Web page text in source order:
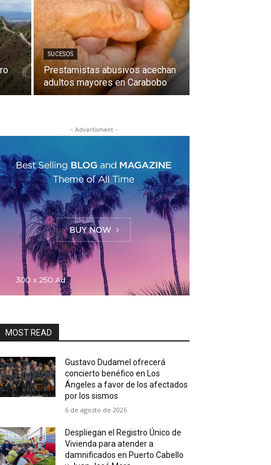
SUCESOS
Prestamistas abusivos acechan
adultos mayores en Carabobo
- Advertisment -
MOST READ
Gustavo Dudamel ofrecerá
concierto benéfico en Los
Ángeles a favor de los afectados
por los sismos
6 de agosto de 2026
Despliegan el Registro Único de
Vivienda para atender a
damnificados en Puerto Cabello